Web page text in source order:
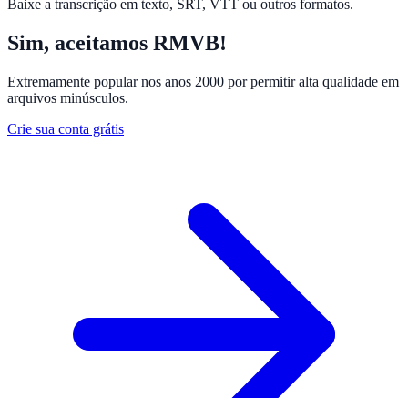
Baixe a transcrição em texto, SRT, VTT ou outros formatos.
Sim, aceitamos RMVB!
Extremamente popular nos anos 2000 por permitir alta qualidade em
arquivos minúsculos.
Crie sua conta grátis